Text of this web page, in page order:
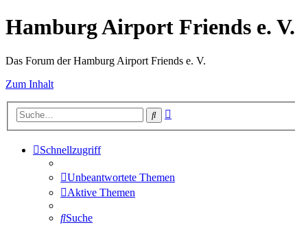
Hamburg Airport Friends e. V.
Das Forum der Hamburg Airport Friends e. V.
Zum Inhalt
Suche
Schnellzugriff
Unbeantwortete Themen
Aktive Themen
Suche